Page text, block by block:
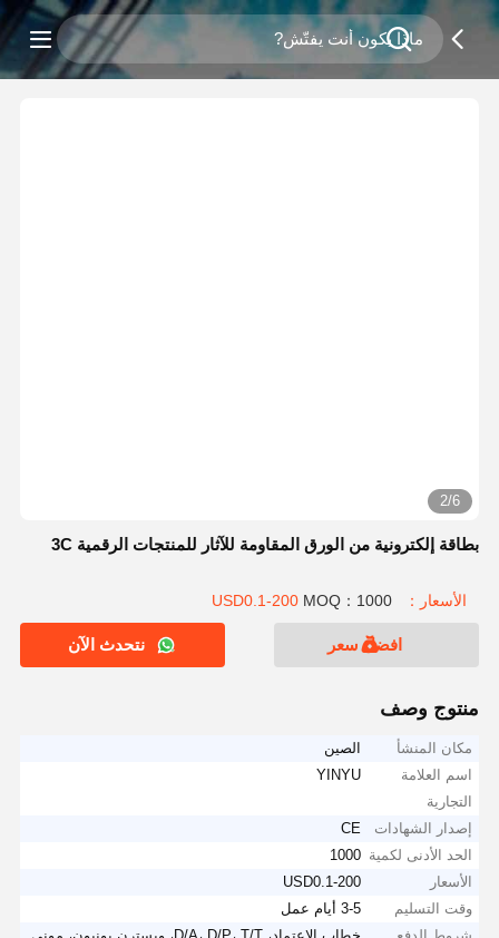
2/6
بطاقة إلكترونية من الورق المقاومة للآثار للمنتجات الرقمية 3C
الأسعار：USD0.1-200 MOQ：1000
افضل سعر نتحدث الآن
منتوج وصف
مكان المنشأ
الصين
اسم العلامة
التجارية
YINYU
إصدار الشهادات
CE
الحد الأدنى لكمية 1000
الأسعار
USD0.1-200
وقت التسليم
3-5 أيام عمل